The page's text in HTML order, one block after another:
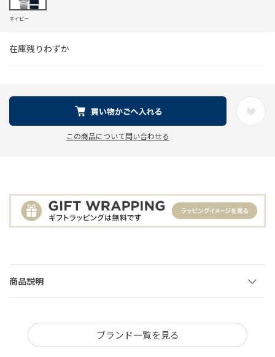
在庫残りわずか
ネイビー
この商品について問い合わせる
商品説明
ブランド一覧を見る